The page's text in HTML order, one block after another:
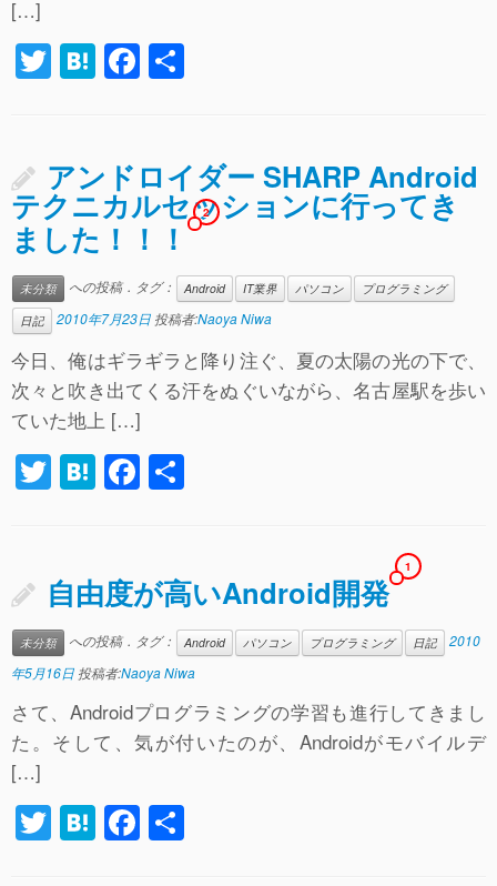
[…]
T
er
H
n
a
F
e
b
o
o
k
アンドロイダー SHARP Android
テクニカルセッションに行ってき
ました！！！
2
未分類 への投稿．タグ： Android IT業界 パソコン
プログラミング
日記
2010年7月23日 投稿者:Naoya Niwa
今日、俺はギラギラと降り注ぐ、夏の太陽の光の下で、
次々と吹き出てくる汗をぬぐいながら、名古屋駅を歩い
ていた地上 […]
T
wi
er
H
at
n
a
F
a
e
b
o
o
k
自由度が高いAndroid開発
1
未分類 への投稿．タグ： Android パソコン プログラミング 日記
2010
年5月16日 投稿者:Naoya Niwa
さて、Androidプログラミングの学習も進行してきまし
た。そして、気が付いたのが、Androidがモバイルデ
[…]
T
wi
H
at
F
a